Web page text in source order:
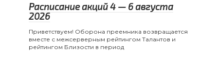
Расписание акций 4 — 6 августа
2026
Приветствуем! Оборона преемника возвращается
вместе с межсерверным рейтингом Талантов и
рейтингом Близости в период